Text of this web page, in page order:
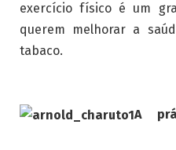
exercício físico é um
querem melhorar a
tabaco.
A